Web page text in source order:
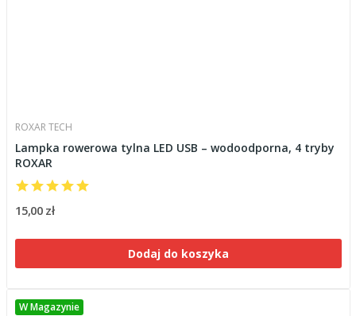
ROXAR TECH
Lampka rowerowa tylna LED USB – wodoodporna, 4 tryby
ROXAR
15,00 zł
Dodaj do koszyka
W Magazynie